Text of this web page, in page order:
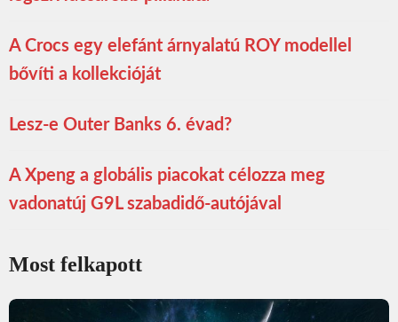
A Crocs egy elefánt árnyalatú ROY modellel
bővíti a kollekcióját
Lesz-e Outer Banks 6. évad?
A Xpeng a globális piacokat célozza meg
vadonatúj G9L szabadidő-autójával
Most felkapott